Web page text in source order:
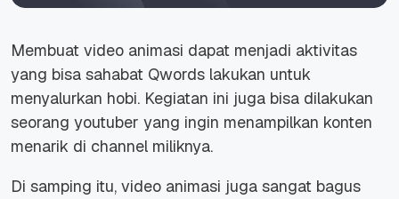
Membuat video animasi dapat menjadi aktivitas
yang bisa sahabat Qwords lakukan untuk
menyalurkan hobi. Kegiatan ini juga bisa dilakukan
seorang youtuber yang ingin menampilkan konten
menarik di channel miliknya.
Di samping itu, video animasi juga sangat bagus